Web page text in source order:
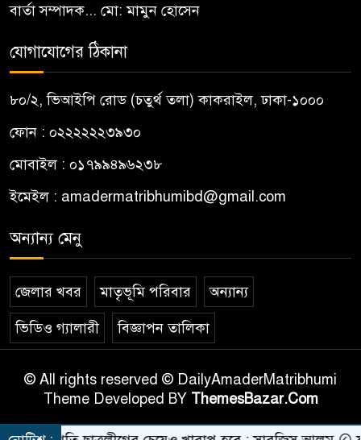
বার্তা সম্পাদক... মো: মামুন হোসেন
যোগাযোগের ঠিকানা
৮০/২, ভিআইপি রোড (চতুর্থ তলা) কাকরাইল, ঢাকা-১০০০
ফোন : ০২২২২২২৩৯৩০
মোবাইল : ০১৭৯৯৪৯৬২৩৮
ইমেইল : amadermatribhumibd@gmail.com
অন্যান্য মেনু
জেলার খবর মাতৃভূমি পরিবার অন্যান্য
ভিডিও গ্যালারী বিজ্ঞাপন তালিকা
© All rights reserved © DailyAmaderMatribhumi
Theme Developed BY ThemesBazar.Com